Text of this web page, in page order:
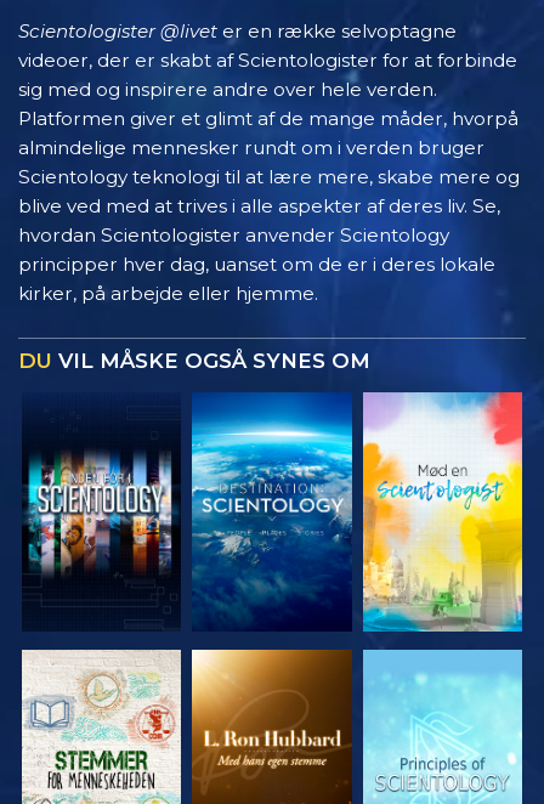
Scientologister @livet er en række selvoptagne
videoer, der er skabt af Scientologister for at forbinde
sig med og inspirere andre over hele verden.
Platformen giver et glimt af de mange måder, hvorpå
almindelige mennesker rundt om i verden bruger
Scientology teknologi til at lære mere, skabe mere og
blive ved med at trives i alle aspekter af deres liv. Se,
hvordan Scientologister anvender Scientology
principper hver dag, uanset om de er i deres lokale
kirker, på arbejde eller hjemme.
DU VIL MÅSKE OGSÅ SYNES OM
UDFORSK
SERIEN
UDFORSK
SERIEN
UDFORSK
SERIEN